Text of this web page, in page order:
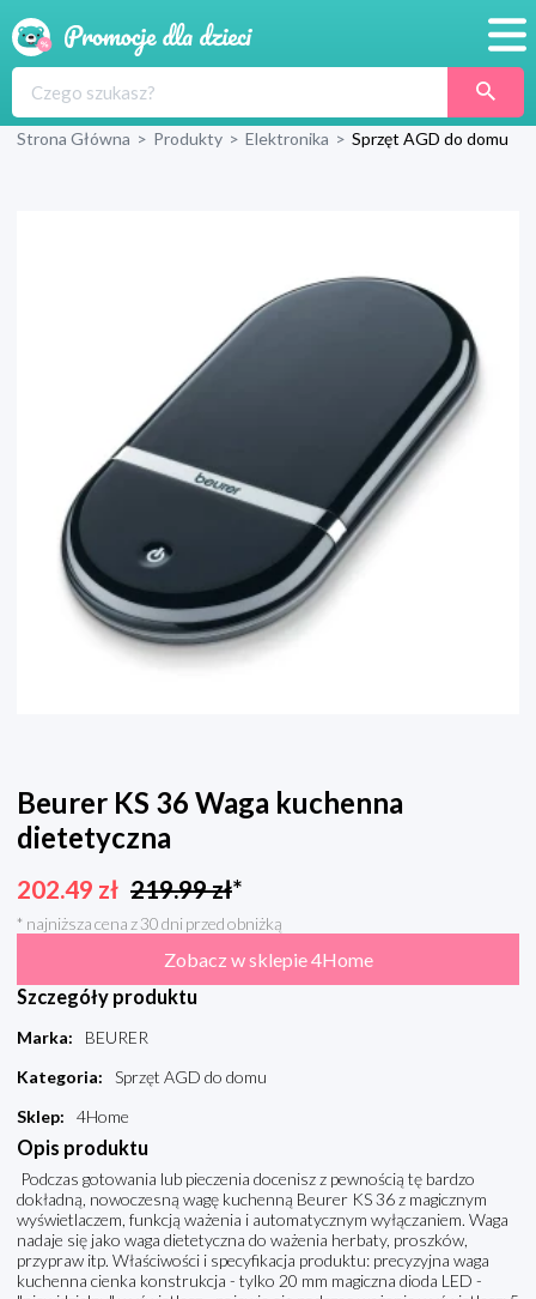
Produkty
Wyprawka
Strona Główna > Produkty > Elektronika > Sprzęt AGD do domu
Beurer KS 36 Waga kuchenna
dietetyczna
202.49 zł 219.99zł*
* najniższa cena z 30 dni przed obniżką
Zobacz w sklepie 4Home
Szczegóły produktu
Marka:
BEURER
Kategoria:
Sprzęt AGD do domu
Sklep: 4Home
Opis produktu
Podczas gotowania lub pieczenia docenisz z pewnością tę bardzo
dokładną, nowoczesną wagę kuchenną Beurer KS 36 z magicznym
wyświetlaczem, funkcją ważenia i automatycznym wyłączaniem. Waga
nadaje się jako waga dietetyczna do ważenia herbaty, proszków,
przypraw itp. Właściwości i specyfikacja produktu: precyzyjna waga
kuchenna cienka konstrukcja - tylko 20 mm magiczna dioda LED -